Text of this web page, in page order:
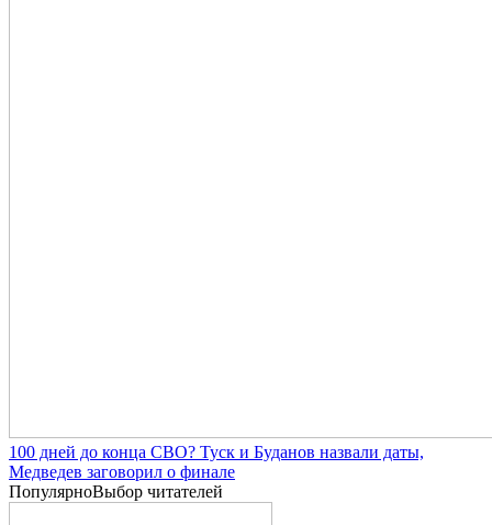
100 дней до конца СВО? Туск и Буданов назвали даты,
Медведев заговорил о финале
ПопулярноВыбор читателей